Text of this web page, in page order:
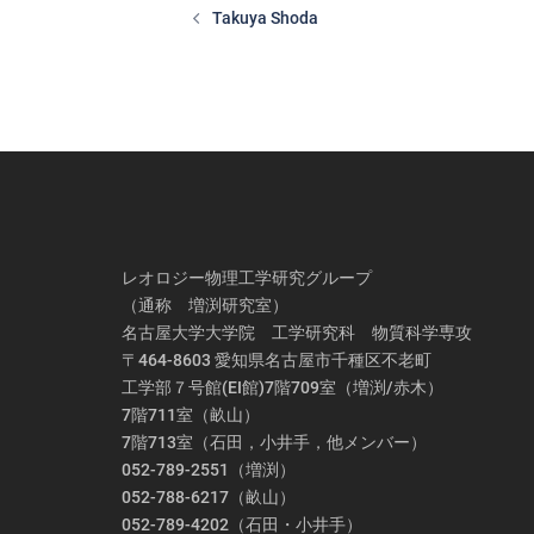
ー
Takuya Shoda
レオロジー物理工学研究グループ
（通称 増渕研究室）
名古屋大学大学院 工学研究科 物質科学専攻
〒464-8603 愛知県名古屋市千種区不老町
工学部７号館(EI館)7階709室（増渕/赤木）
7階711室（畝山）
7階713室（石田，小井手，他メンバー）
052-789-2551（増渕）
052-788-6217（畝山）
052-789-4202（石田・小井手）